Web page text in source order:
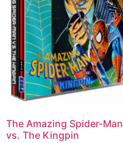
The Amazing Spider-Man
vs. The Kingpin